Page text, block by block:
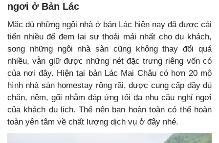
ngơi ở Bản Lác
Mặc dù những ngôi nhà ở bản Lác hiện nay đã được cải
tiến nhiều để đem lại sự thoải mái nhất cho du khách,
song những ngôi nhà sàn cũng không thay đổi quá
nhiều, vẫn giữ được những nét đặc trưng riêng vốn có
của nơi đây. Hiện tại bản Lác Mai Châu có hơn 20 mô
hình nhà sàn homestay rộng rãi, được cung cấp đầy đủ
chăn, nệm, gối nhằm đáp ứng tối đa nhu cầu nghỉ ngơi
của khách du lịch. Thế nên bạn hoàn toàn có thể hoàn
toàn yên tâm về chất lượng dịch vụ ở đây nhé.